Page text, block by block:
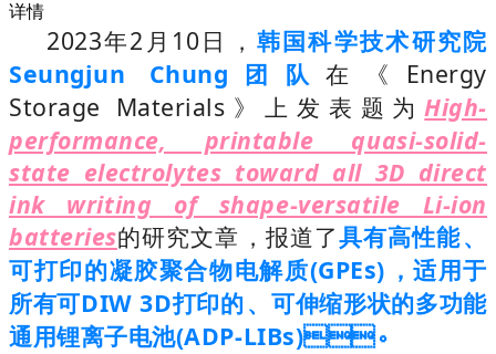
详情
2023年2月10日， 韩国科学技术研究院
Seungjun Chung团队 在《Energy
Storage Materials》上发表题为High-
performance, printable quasi-solid-
state electrolytes toward all 3D direct
ink writing of shape-versatile Li-ion
batteries的研究文章，报道了具有高性能、
可打印的凝胶聚合物电解质(GPEs)，适用于
所有可DIW 3D打印的、可伸缩形状的多功能
通用锂离子电池(ADP-LIBs)。